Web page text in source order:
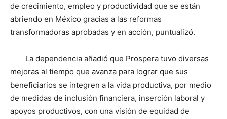
de crecimiento, empleo y productividad que se están
abriendo en México gracias a las reformas
transformadoras aprobadas y en acción, puntualizó.
La dependencia añadió que Prospera tuvo diversas
mejoras al tiempo que avanza para lograr que sus
beneficiarios se integren a la vida productiva, por medio
de medidas de inclusión financiera, inserción laboral y
apoyos productivos, con una visión de equidad de